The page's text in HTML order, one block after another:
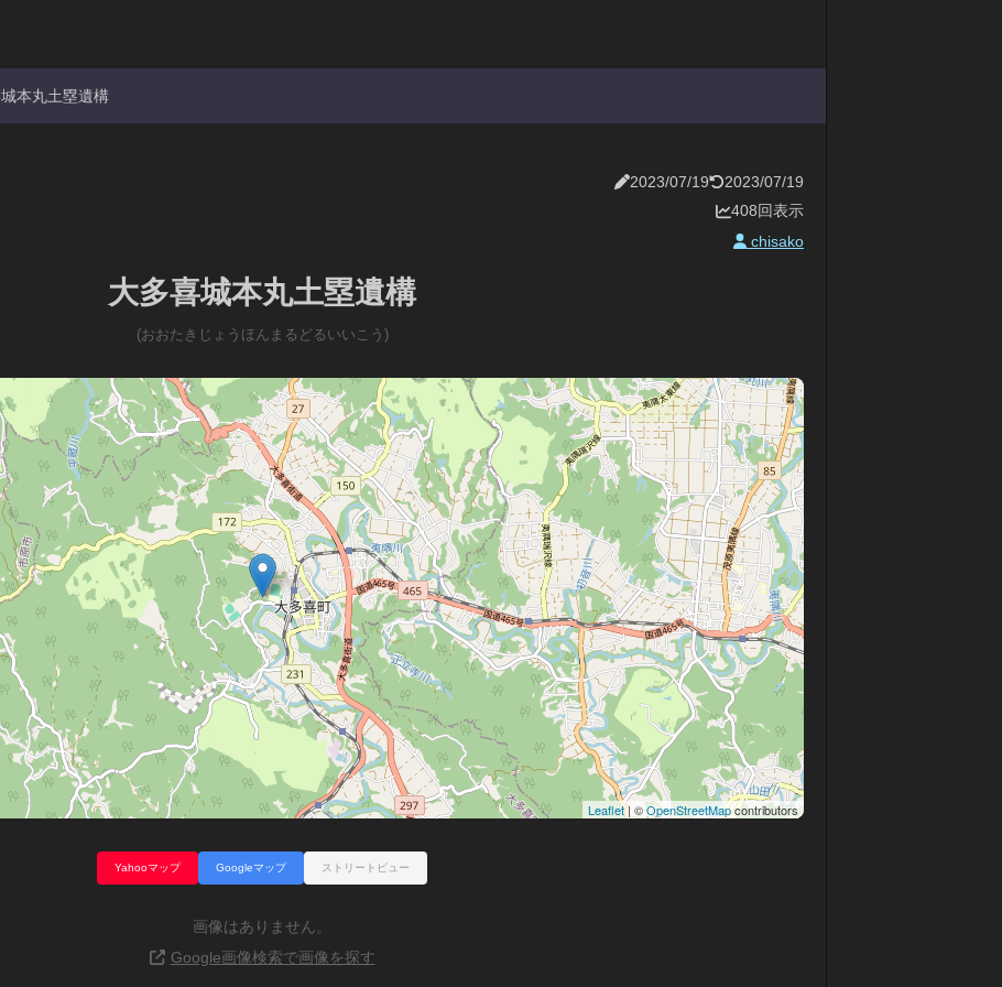
本丸土塁遺構
2023/07/19
2023/07/19
408回表示
chisako
大多喜城本丸土塁遺構
(おおたきじょうほんまるどるいいこう)
Leaflet| ©OpenStreetMapcontributors
Yahooマップ Googleマップ ストリートビュー
画像はありません。
Google画像検索で画像を探す